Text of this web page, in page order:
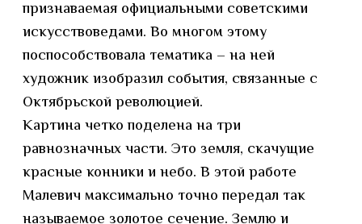
признаваемая официальными советскими
искусствоведами. Во многом этому
поспособствовала тематика – на ней
художник изобразил события, связанные с
Октябрьской революцией.
Картина четко поделена на три
равнозначных части. Это земля, скачущие
красные конники и небо. В этой работе
Малевич максимально точно передал так